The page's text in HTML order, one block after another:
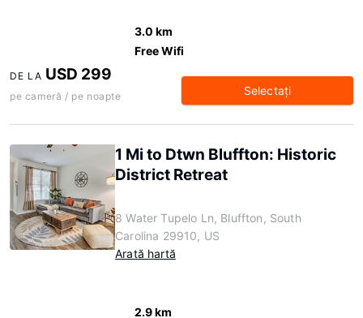
3.0 km
Free Wifi
DE LA USD 299
pe cameră / pe noapte Selectaţi
1 Mi to Dtwn Bluffton: Historic
District Retreat
8 Water Tupelo Ln, Bluffton, South
Carolina 29910, US
Arată hartă
2.9 km